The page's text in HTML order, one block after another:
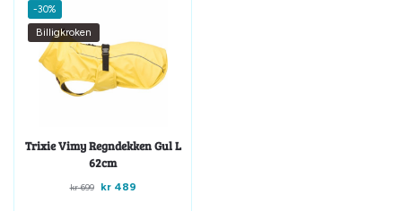
-30%
Billigkroken
Trixie Vimy Regndekken Gul L
62cm
kr699 kr489